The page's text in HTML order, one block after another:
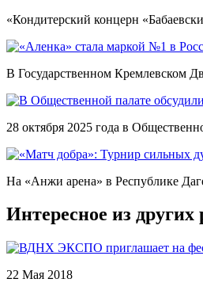
«Кондитерский концерн
В Государственном Кремлевском
28 октября 2025 года в
На «Анжи арена» в Республике
Интересное из других
22 Мая 2018